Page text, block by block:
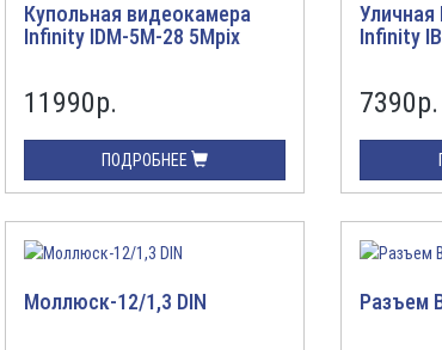
Купольная видеокамера
Infinity IDM-5M-28 5Mpix
11990р.
ПОДРОБНЕЕ
Уличная
Infinity
7390р.
Моллюск-12/1,3 DIN Разъем